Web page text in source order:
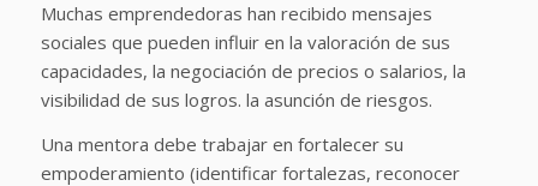
Muchas emprendedoras han recibido mensajes
sociales que pueden influir en la valoración de sus
capacidades, la negociación de precios o salarios, la
visibilidad de sus logros. la asunción de riesgos.
Una mentora debe trabajar en fortalecer su
empoderamiento (identificar fortalezas, reconocer